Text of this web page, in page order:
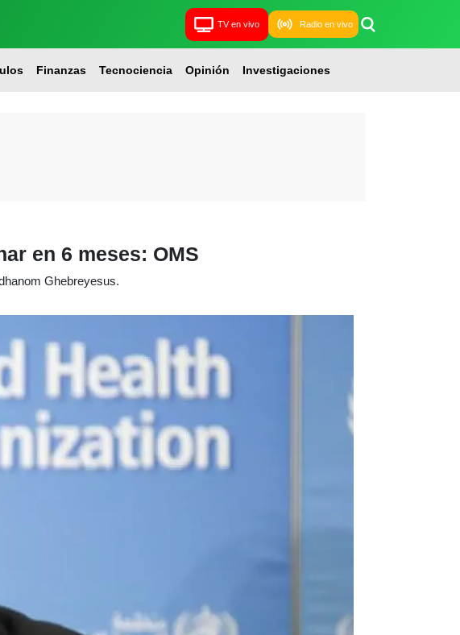
TV en vivo Radio en vivo
Finanzas Tecnociencia Opinión Investigaciones
en 6 meses: OMS
Ghebreyesus.